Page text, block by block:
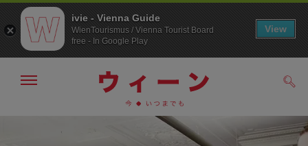
メ
る
ivie - Vienna Guide
WienTourismus / Vienna Tourist Board
free - In Google Play
View